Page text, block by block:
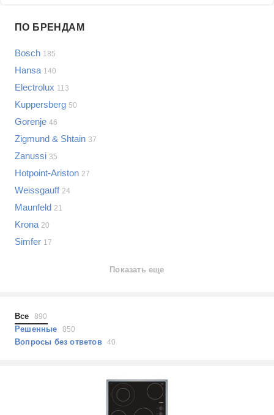
LG
Sony
Bosch
Asus
Lenovo
Indesit
JBL
Показать еще
Проблемы по категориям
Варочные панели
Сотовые телефоны
Планшеты
Наушники
Выберите...
не включается
самопроизвольное выключение
ПО БРЕНДАМ
Bosch 185
Hansa 140
Electrolux 113
Kuppersberg 50
Gorenje 46
Zigmund & Shtain 37
Zanussi 35
Hotpoint-Ariston 27
Weissgauff 24
Maunfeld 21
Krona 20
Simfer 17
Показать еще
Все 890
Решенные 850
Вопросы без ответов40